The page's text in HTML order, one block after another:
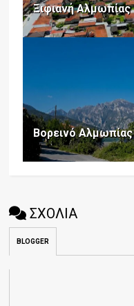
Ξιφιανή Αλμωπίας
Βορεινό Αλμωπίας
ΣΧΟΛΙΑ
BLOGGER